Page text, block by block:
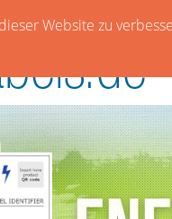
Website zu